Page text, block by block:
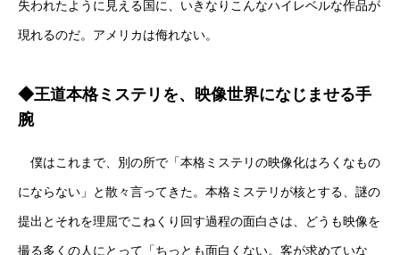
失われたように見える国に、いきなりこんなハイレベルな作品が
現れるのだ。アメリカは侮れない。
◆王道本格ミステリを、映像世界になじませる手
腕
僕はこれまで、別の所で「本格ミステリの映像化はろくなもの
にならない」と散々言ってきた。本格ミステリが核とする、謎の
提出とそれを理屈でこねくり回す過程の面白さは、どうも映像を
撮る多くの人にとって「ちっとも面白くない。客が求めていな